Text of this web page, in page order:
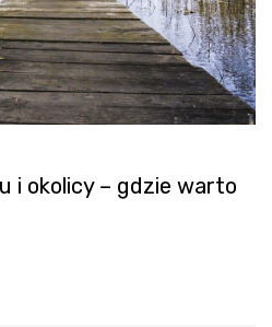
i okolicy – gdzie warto